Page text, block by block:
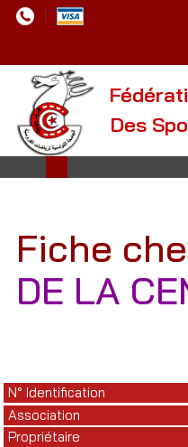
Des
Fiche
DE LA
N° Identification
Association
Propriétaire